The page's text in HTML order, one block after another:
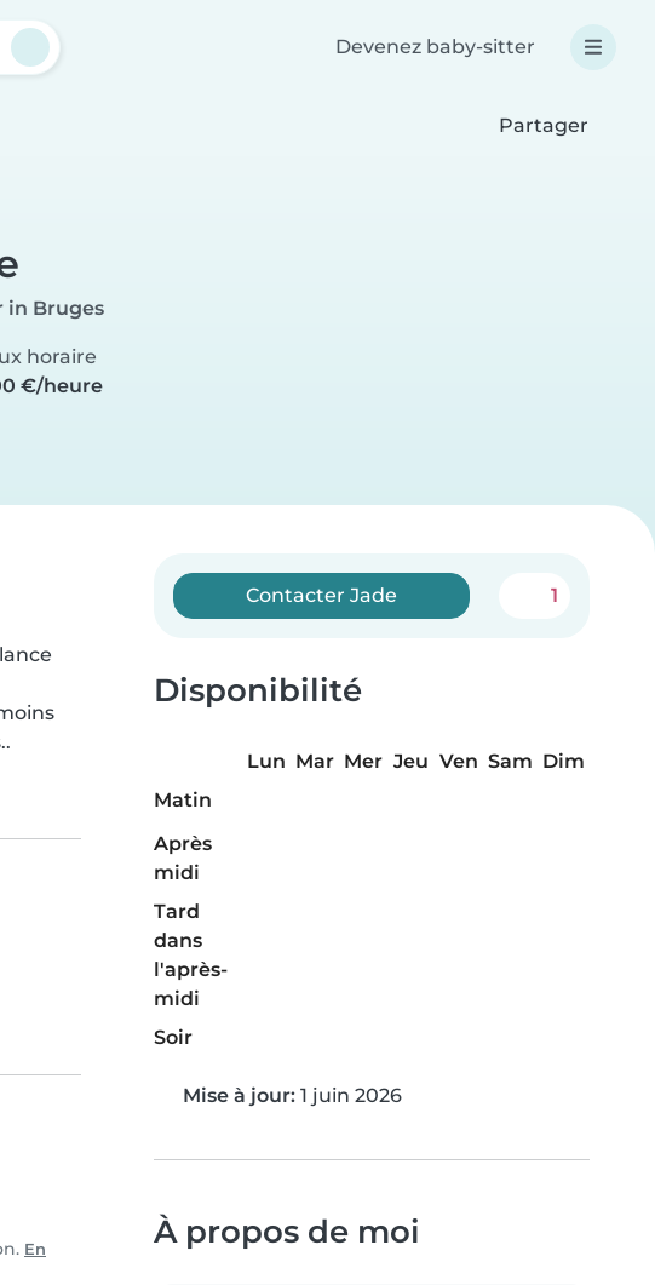
Devenez baby-sitter
Partager
in Bruges
horaire
€/heure
En
Contacter Jade 1
Disponibilité
Lun Mar Mer Jeu Ven Sam Dim
Matin
Après
midi
Tard
dans
l'après-
midi
Soir
Mise à jour: 1 juin 2026
À propos de moi